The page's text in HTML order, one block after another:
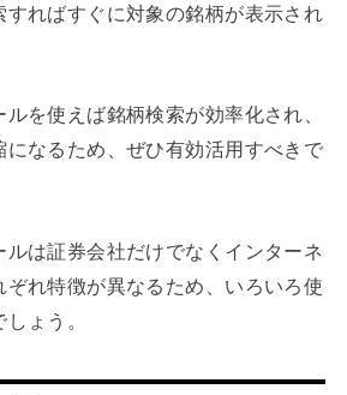
すればすぐに対象の銘柄が表示され
を使えば銘柄検索が効率化され、
になるため、ぜひ有効活用すべきで
ルは証券会社だけでなくインターネ
ぞれ特徴が異なるため、いろいろ使
ょう。